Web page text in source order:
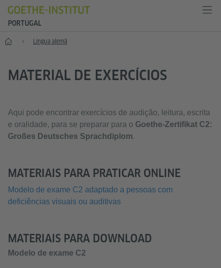
PORTUGAL
Início Língua alemã
MATERIAL DE EXERCÍCIOS
Aqui pode encontrar exercícios de audição, leitura, escrita
e oralidade, para se preparar para o Goethe-Zertifikat C2:
Großes Deutsches Sprachdiplom.
MATERIAIS PARA PRATICAR ONLINE
Modelo de exame C2 adaptado a pessoas com
deficiências visuais ou auditivas
MATERIAIS PARA DOWNLOAD
Modelo de exame C2